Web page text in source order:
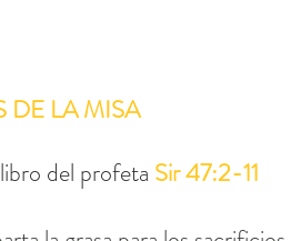
DE LA MISA
del profeta Sir 47:2-11